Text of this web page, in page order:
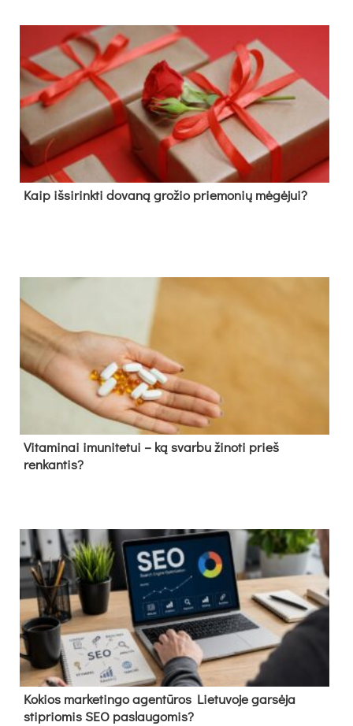
Kaip išsirinkti dovaną grožio priemonių mėgėjui?
Vitaminai imunitetui – ką svarbu žinoti prieš
renkantis?
Kokios marketingo agentūros Lietuvoje garsėja
stipriomis SEO paslaugomis?